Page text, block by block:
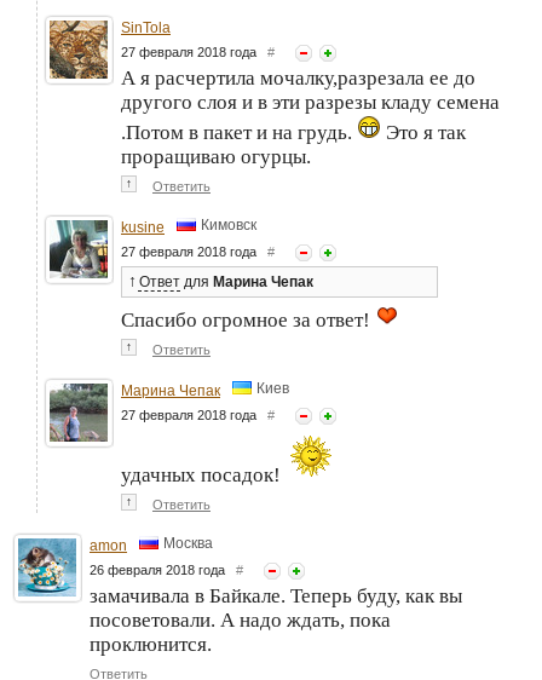
SinTola
27 февраля 2018 года #
А я расчертила мочалку,разрезала ее до
другого слоя и в эти разрезы кладу семена
.Потом в пакет и на грудь.
Это я так
проращиваю огурцы.
↑ Ответить
kusine Кимовск
27 февраля 2018 года #
↑ Ответ для Марина Чепак
Спасибо огромное за ответ!
↑ Ответить
Марина Чепак Киев
27 февраля 2018 года #
удачных посадок!
↑ Ответить
amon Москва
26 февраля 2018 года #
замачивала в Байкале. Теперь буду, как вы
посоветовали. А надо ждать, пока
проклюнится.
Ответить